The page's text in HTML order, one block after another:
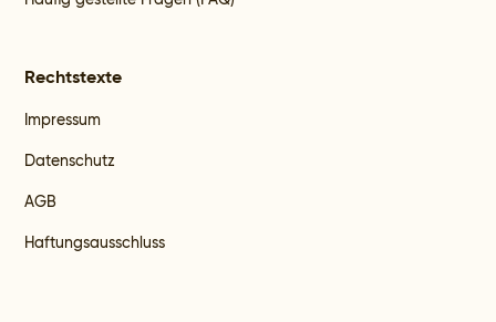
Rechtstexte
Impressum
Datenschutz
AGB
Haftungsausschluss